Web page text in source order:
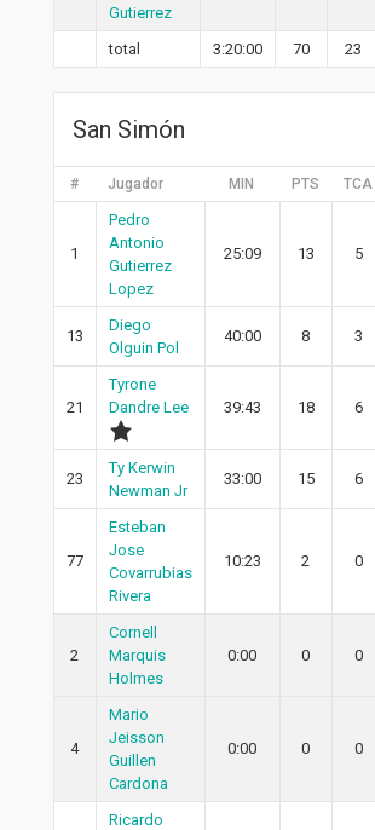
Gutierrez
total 3:20:00 70 23
San Simón
# Jugador MIN PTS TCA
1
Pedro
Antonio
Gutierrez
Lopez
25:09 13 5
13
Diego
Olguin Pol
40:00 8 3
21
Tyrone
Dandre Lee
39:43 18 6
23
Ty Kerwin
Newman Jr
33:00 15 6
77
Esteban
Jose
Covarrubias
Rivera
10:23 2 0
2
Cornell
Marquis
Holmes
0:00 0 0
4
Mario
Jeisson
Guillen
Cardona
0:00 0 0
Ricardo